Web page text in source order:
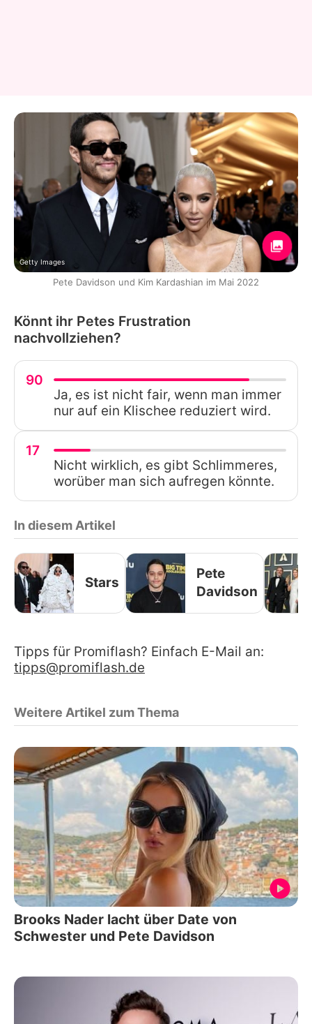
Getty Images
Pete Davidson und Kim Kardashian im Mai 2022
Könnt ihr Petes Frustration
nachvollziehen?
90
Ja, es ist nicht fair, wenn man immer
nur auf ein Klischee reduziert wird.
17
Nicht wirklich, es gibt Schlimmeres,
worüber man sich aufregen könnte.
In diesem Artikel
Stars
Pete
Davidson
Tipps für Promiflash? Einfach E-Mail an:
tipps@promiflash.de
Weitere Artikel zum Thema
Brooks Nader lacht über Date von
Schwester und Pete Davidson